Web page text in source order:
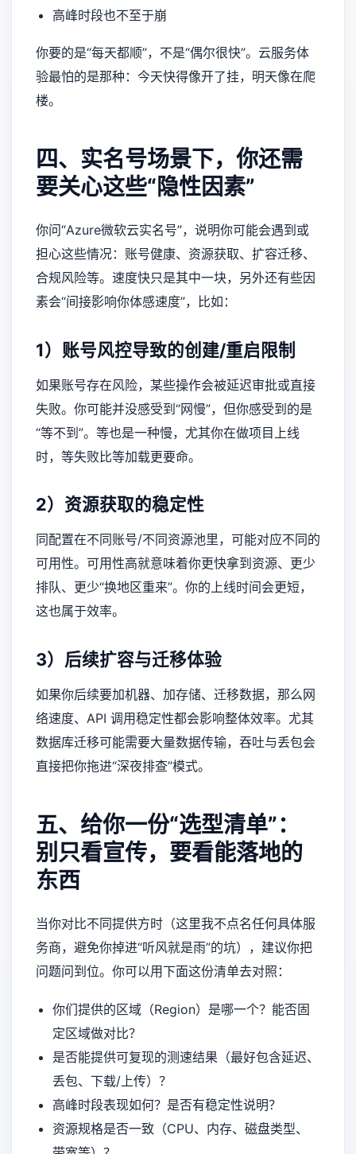
高峰时段也不至于崩
你要的是“每天都顺”，不是“偶尔很快”。云服务体
验最怕的是那种：今天快得像开了挂，明天像在爬
楼。
四、实名号场景下，你还需
要关心这些“隐性因素”
你问“Azure微软云实名号”，说明你可能会遇到或
担心这些情况：账号健康、资源获取、扩容迁移、
合规风险等。速度快只是其中一块，另外还有些因
素会“间接影响你体感速度”，比如：
1）账号风控导致的创建/重启限制
如果账号存在风险，某些操作会被延迟审批或直接
失败。你可能并没感受到“网慢”，但你感受到的是
“等不到”。等也是一种慢，尤其你在做项目上线
时，等失败比等加载更要命。
2）资源获取的稳定性
同配置在不同账号/不同资源池里，可能对应不同的
可用性。可用性高就意味着你更快拿到资源、更少
排队、更少“换地区重来”。你的上线时间会更短，
这也属于效率。
3）后续扩容与迁移体验
如果你后续要加机器、加存储、迁移数据，那么网
络速度、API 调用稳定性都会影响整体效率。尤其
数据库迁移可能需要大量数据传输，吞吐与丢包会
直接把你拖进“深夜排查”模式。
五、给你一份“选型清单”：
别只看宣传，要看能落地的
东西
当你对比不同提供方时（这里我不点名任何具体服
务商，避免你掉进“听风就是雨”的坑），建议你把
问题问到位。你可以用下面这份清单去对照：
你们提供的区域（Region）是哪一个？能否固
定区域做对比？
是否能提供可复现的测速结果（最好包含延迟、
丢包、下载/上传）？
高峰时段表现如何？是否有稳定性说明？
资源规格是否一致（CPU、内存、磁盘类型、